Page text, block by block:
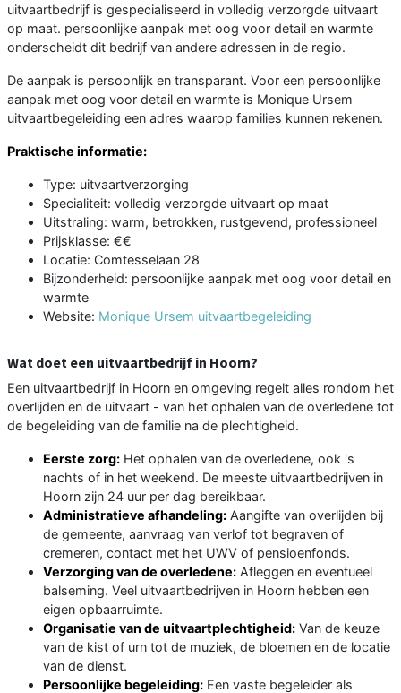
uitvaartbedrijf is gespecialiseerd in volledig verzorgde uitvaart
op maat. persoonlijke aanpak met oog voor detail en warmte
onderscheidt dit bedrijf van andere adressen in de regio.
De aanpak is persoonlijk en transparant. Voor een persoonlijke
aanpak met oog voor detail en warmte is Monique Ursem
uitvaartbegeleiding een adres waarop families kunnen rekenen.
Praktische informatie:
Type: uitvaartverzorging
Specialiteit: volledig verzorgde uitvaart op maat
Uitstraling: warm, betrokken, rustgevend, professioneel
Prijsklasse: €€
Locatie: Comtesselaan 28
Bijzonderheid: persoonlijke aanpak met oog voor detail en
warmte
Website: Monique Ursem uitvaartbegeleiding
Wat doet een uitvaartbedrijf in Hoorn?
Een uitvaartbedrijf in Hoorn en omgeving regelt alles rondom het
overlijden en de uitvaart - van het ophalen van de overledene tot
de begeleiding van de familie na de plechtigheid.
Eerste zorg: Het ophalen van de overledene, ook 's
nachts of in het weekend. De meeste uitvaartbedrijven in
Hoorn zijn 24 uur per dag bereikbaar.
Administratieve afhandeling: Aangifte van overlijden bij
de gemeente, aanvraag van verlof tot begraven of
cremeren, contact met het UWV of pensioenfonds.
Verzorging van de overledene: Afleggen en eventueel
balseming. Veel uitvaartbedrijven in Hoorn hebben een
eigen opbaarruimte.
Organisatie van de uitvaartplechtigheid: Van de keuze
van de kist of urn tot de muziek, de bloemen en de locatie
van de dienst.
Persoonlijke begeleiding: Een vaste begeleider als